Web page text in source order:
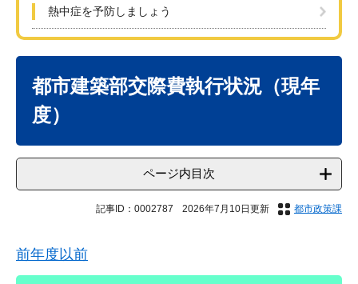
熱中症を予防しましょう
都市建築部交際費執行状況（現年
度）
ページ内目次
記事ID：0002787 2026年7月10日更新 都市政策課
前年度以前